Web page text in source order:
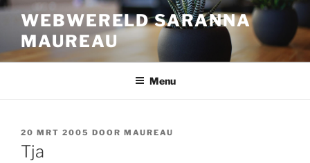
Ga
inhoud
WEBWERELD SARANNA
MAUREAU
Menu
GEPLAATST
OP
20 MRT 2005 DOOR MAUREAU
Tja